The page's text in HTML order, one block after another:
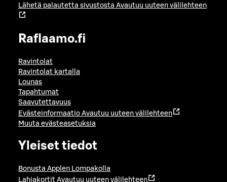
Lähetä palautetta sivustosta Avautuu uuteen välilehteen
Raflaamo.fi
Ravintolat
Ravintolat kartalla
Lounas
Tapahtumat
Saavutettavuus
Evästeinformaatio Avautuu uuteen välilehteen
Muuta evästeasetuksia
Yleiset tiedot
Bonusta Applen Lompakolla
Lahjakortit Avautuu uuteen välilehteen